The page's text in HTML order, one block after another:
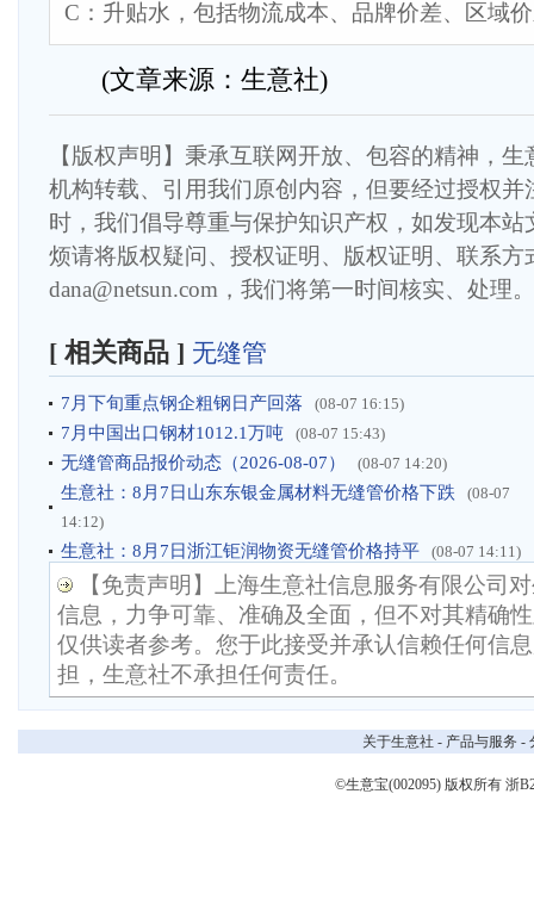
C：升贴水，包括物流成本、品牌价差、区域
(文章来源：生意社)
【版权声明】秉承互联网开放、包容的精神，
机构转载、引用我们原创内容，但要经过授权并
时，我们倡导尊重与保护知识产权，如发现本
烦请将版权疑问、授权证明、版权证明、联系方
dana@netsun.com，我们将第一时间核实、处理。
[ 相关商品 ] 无缝管
7月下旬重点钢企粗钢日产回落 (08-07 16:15)
7月中国出口钢材1012.1万吨 (08-07 15:43)
无缝管商品报价动态（2026-08-07） (08-07 14:20)
生意社：8月7日山东东银金属材料无缝管价格下跌
(08-07
14:12)
生意社：8月7日浙江钜润物资无缝管价格持平 (08-07 14:11)
【免责声明】上海生意社信息服务有限公司
信息，力争可靠、准确及全面，但不对其精确
仅供读者参考。您于此接受并承认信赖任何信
担，生意社不承担任何责任。
关于生意社 - 产品与服务 -
©生意宝(002095) 版权所有 浙